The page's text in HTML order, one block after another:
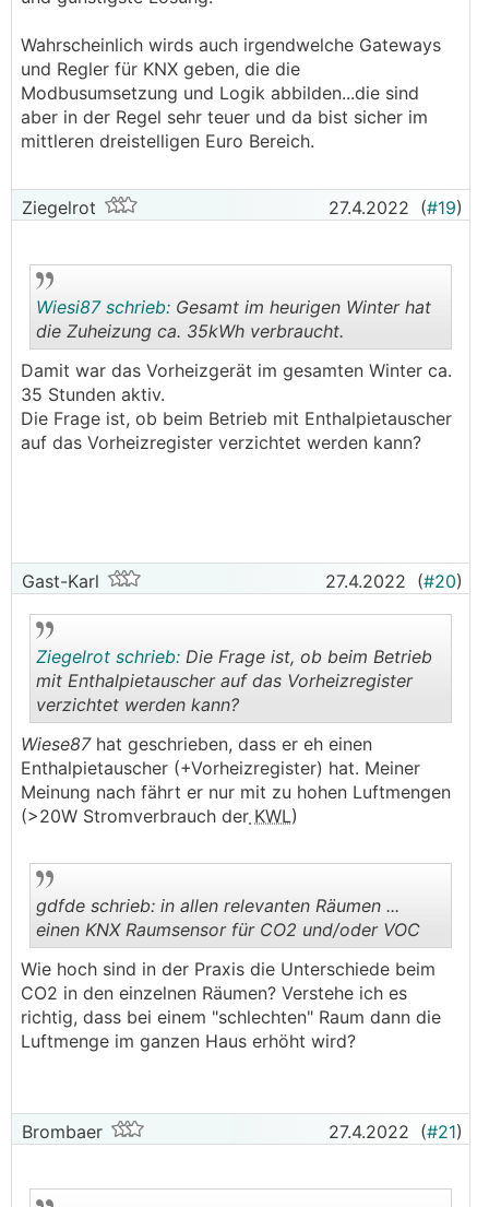
Wahrscheinlich wirds auch irgendwelche Gateways
und Regler für KNX geben, die die
Modbusumsetzung und Logik abbilden...die sind
aber in der Regel sehr teuer und da bist sicher im
mittleren dreistelligen Euro Bereich.
Ziegelrot 27.4.2022 (#19)
Wiesi87 schrieb: Gesamt im heurigen Winter hat
die Zuheizung ca. 35kWh verbraucht.
Damit war das Vorheizgerät im gesamten Winter ca.
35 Stunden aktiv.
Die Frage ist, ob beim Betrieb mit Enthalpietauscher
auf das Vorheizregister verzichtet werden kann?
Gast-Karl 27.4.2022 (#20)
..
Ziegelrot schrieb: Die Frage ist, ob beim Betrieb
mit Enthalpietauscher auf das Vorheizregister
verzichtet werden kann?
Wiese87hat geschrieben, dass er eh einen
Enthalpietauscher (+Vorheizregister) hat. Meiner
Meinung nach fährt er nur mit zu hohen Luftmengen
(>20W Stromverbrauch der KWL)
..
gdfde schrieb: in allen relevanten Räumen ...
einen KNX Raumsensor für CO2 und/oder VOC
Wie hoch sind in der Praxis die Unterschiede beim
CO2 in den einzelnen Räumen? Verstehe ich es
richtig, dass bei einem "schlechten" Raum dann die
Luftmenge im ganzen Haus erhöht wird?
Brombaer 27.4.2022 (#21)